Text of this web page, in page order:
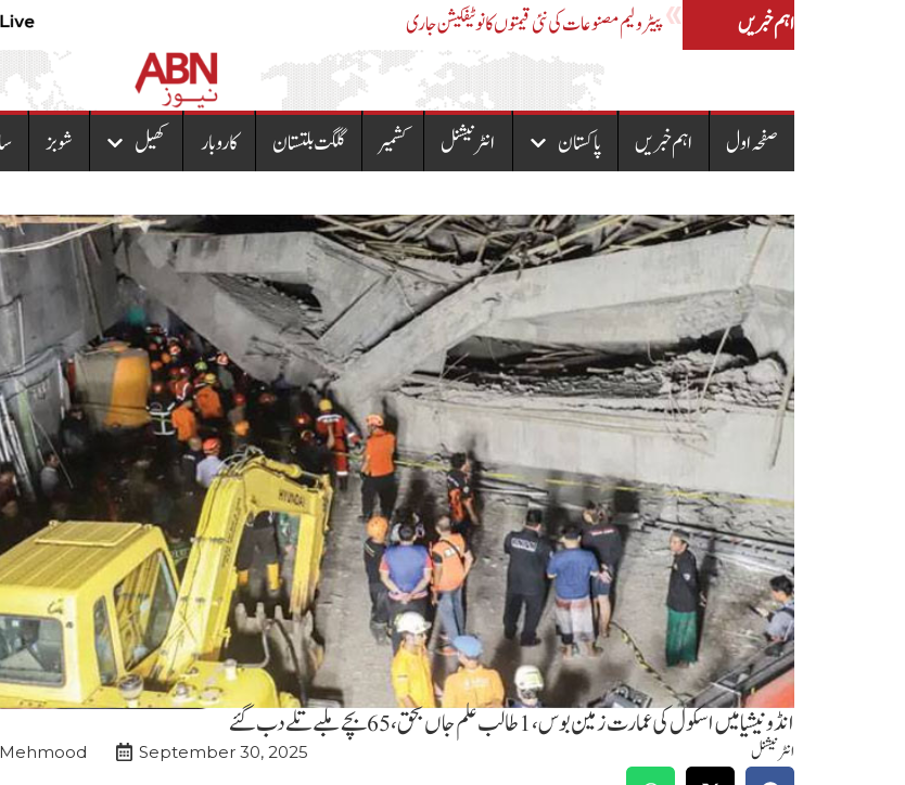
اہم خبریں اے ایس آئی کی لڑکی سے مبینہ زیادتی،ایس ایچ او سمیت تھانے کا پورا عملہ معطل
صفحہ اول اہم خبریں پاکستان انٹرنیشنل کشمیر گلگت بلتستان کاروبار کھیل شوبز
انڈونیشیا میں اسکول کی عمارت زمین بوس، 1 طالب علم جاں بحق، 65 بچے ملبے تلے دب گئے
انٹرنیشنل September 30, 2025